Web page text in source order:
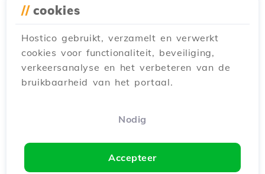
Een cPanel-account aanmaken in
WHM
Tutorials / WHM
Leer hoe je een nieuw hostingaccount
vullen en het dienstenpakket aan te passen.
Zichten 1653
Bijgewerkt een jaar geleden
// cookies
Hostico gebruikt, verzamelt en verwerkt
cookies voor functionaliteit, beveiliging,
verkeersanalyse en het verbeteren van de
bruikbaarheid van het portaal.
Nodig
Accepteer